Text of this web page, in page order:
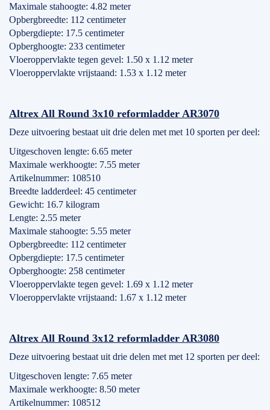
Maximale stahoogte: 4.82 meter
Opbergbreedte: 112 centimeter
Opbergdiepte: 17.5 centimeter
Opberghoogte: 233 centimeter
Vloeroppervlakte tegen gevel: 1.50 x 1.12 meter
Vloeroppervlakte vrijstaand: 1.53 x 1.12 meter
Altrex All Round 3x10 reformladder AR3070
Deze uitvoering bestaat uit drie delen met met 10 sporten per deel:
Uitgeschoven lengte: 6.65 meter
Maximale werkhoogte: 7.55 meter
Artikelnummer: 108510
Breedte ladderdeel: 45 centimeter
Gewicht: 16.7 kilogram
Lengte: 2.55 meter
Maximale stahoogte: 5.55 meter
Opbergbreedte: 112 centimeter
Opbergdiepte: 17.5 centimeter
Opberghoogte: 258 centimeter
Vloeroppervlakte tegen gevel: 1.69 x 1.12 meter
Vloeroppervlakte vrijstaand: 1.67 x 1.12 meter
Altrex All Round 3x12 reformladder AR3080
Deze uitvoering bestaat uit drie delen met met 12 sporten per deel:
Uitgeschoven lengte: 7.65 meter
Maximale werkhoogte: 8.50 meter
Artikelnummer: 108512